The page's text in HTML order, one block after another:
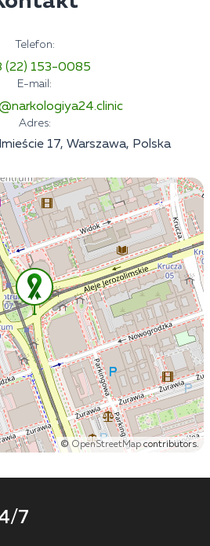
Telefon:
(22) 153-0085
E-mail:
Adres:
17, Warszawa, Polska
©OpenStreetMapcontributors.
7